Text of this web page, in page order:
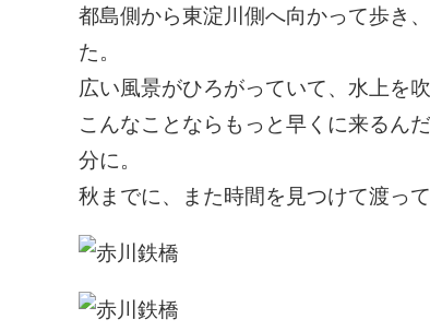
都島側から東淀川側へ向かって歩き
た。
広い風景がひろがっていて、水上を
こんなことならもっと早くに来るん
分に。
秋までに、また時間を見つけて渡って